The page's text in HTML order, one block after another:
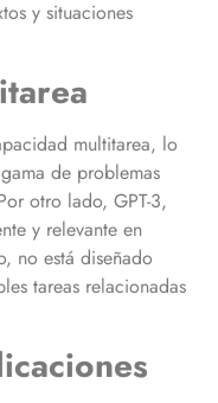
y situaciones
multitarea, lo
de problemas
otro lado, GPT-3,
y relevante en
no está diseñado
tareas relacionadas